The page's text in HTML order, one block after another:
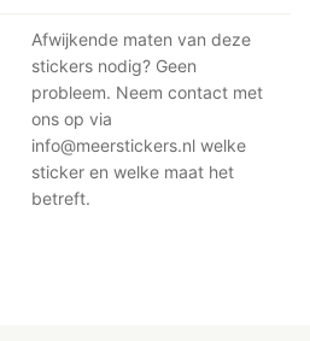
Afwijkende maten van deze
stickers nodig? Geen
probleem. Neem contact met
ons op via
info@meerstickers.nl welke
sticker en welke maat het
betreft.